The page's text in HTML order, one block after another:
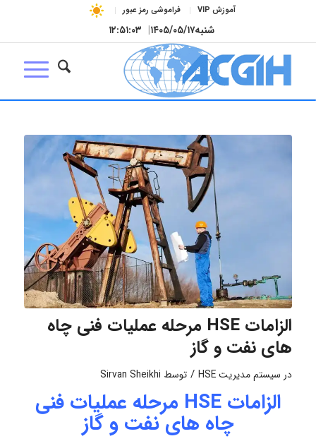
آموزش VIP فراموشی رمز عبور
شنبه۱۴۰۵/۰۵/۱۷| ۱۲:۵۱:۰۴
الزامات HSE مرحله عملیات فنی چاه
های نفت و گاز
در سیستم مدیریت HSE / توسط Sirvan Sheikhi
الزامات HSE مرحله عملیات فنی
چاه های نفت و گاز